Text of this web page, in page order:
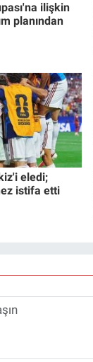
ilişkin
planından
eledi;
istifa etti